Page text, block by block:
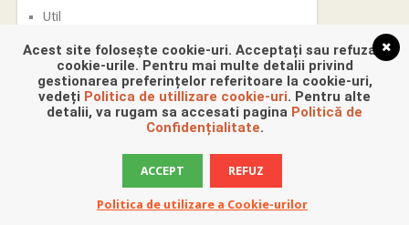
Util
Promovare Digitala Copyright © 2026.
Acest site folosește cookie-uri. Acceptați sau refuzați
cookie-urile. Pentru mai multe detalii privind
gestionarea preferințelor referitoare la cookie-uri,
vedeți Politica de utillizare cookie-uri. Pentru alte
detalii, va rugam sa accesati pagina Politică de
Confidențialitate.
ACCEPT REFUZ
Politica de utilizare a Cookie-urilor